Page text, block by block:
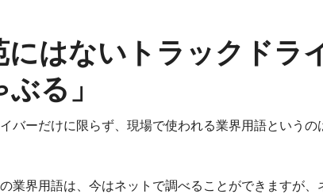
にはないトラックドラ
ぶる」
バーだけに限らず、現場で使われる業界用語というの
業界用語は、今はネットで調べることができますが